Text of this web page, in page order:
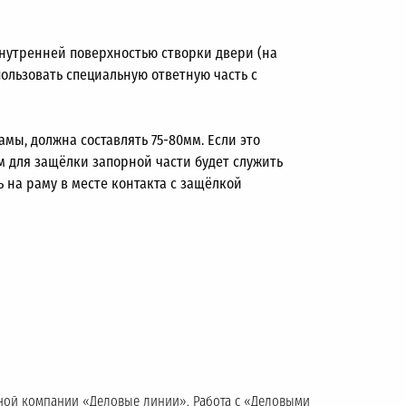
поверхностью створки двери (на
специальную ответную часть с
должна составлять 75-80мм. Если это
защёлки запорной части будет служить
раму в месте контакта с защёлкой
компании «Деловые линии». Работа с «Деловыми